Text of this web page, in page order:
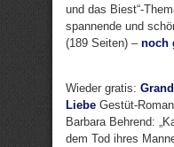
und das Biest“-
spannende und
(189 Seiten) – noch
Wieder gratis:
Liebe Gestüt-
Barbara Behrend:
dem Tod ihres